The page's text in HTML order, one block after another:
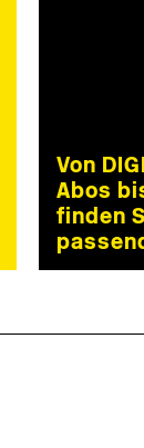
Von
Abos
finden